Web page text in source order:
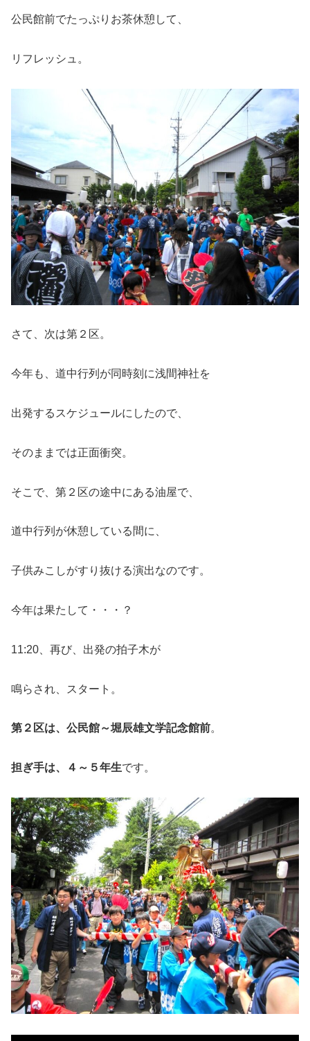
公民館前でたっぷりお茶休憩して、
リフレッシュ。
さて、次は第２区。
今年も、道中行列が同時刻に浅間神社を
出発するスケジュールにしたので、
そのままでは正面衝突。
そこで、第２区の途中にある油屋で、
道中行列が休憩している間に、
子供みこしがすり抜ける演出なのです。
今年は果たして・・・？
11:20、再び、出発の拍子木が
鳴らされ、スタート。
第２区は、公民館～堀辰雄文学記念館前。
担ぎ手は、４～５年生です。